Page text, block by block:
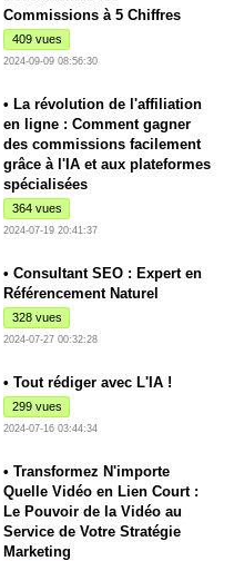
Commissions à 5 Chiffres
409 vues
2024-09-09 08:56:30
• La révolution de l'affiliation
en ligne : Comment gagner
des commissions facilement
grâce à l'IA et aux plateformes
spécialisées
364 vues
2024-07-19 20:41:37
• Consultant SEO : Expert en
Référencement Naturel
328 vues
2024-07-27 00:32:28
• Tout rédiger avec L'IA !
299 vues
2024-07-16 03:44:34
• Transformez N'importe
Quelle Vidéo en Lien Court :
Le Pouvoir de la Vidéo au
Service de Votre Stratégie
Marketing